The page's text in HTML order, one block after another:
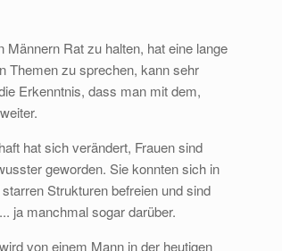
Rat zu halten, hat eine lange
Themen zu sprechen, kann sehr
Erkenntnis, dass man mit dem,
hat sich verändert, Frauen sind
geworden. Sie konnten sich in
Strukturen befreien und sind
ja manchmal sogar darüber.
von einem Mann in der heutigen